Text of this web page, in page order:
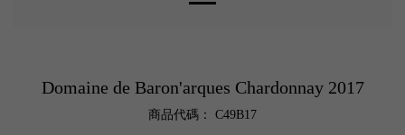
Domaine de Baron'arques Chardonnay 2017
商品代碼： C49B17